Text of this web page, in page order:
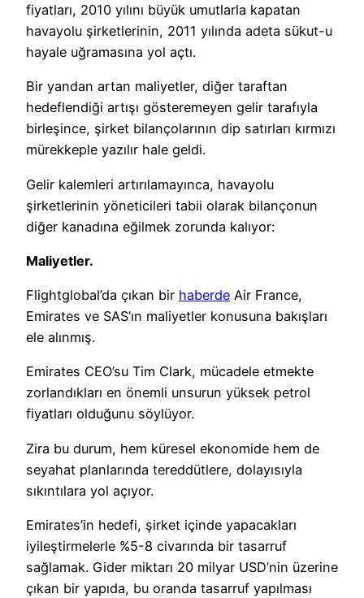
fiyatları, 2010 yılını büyük umutlarla kapatan
havayolu şirketlerinin, 2011 yılında adeta sükut-u
hayale uğramasına yol açtı.
Bir yandan artan maliyetler, diğer taraftan
hedeflendiği artışı gösteremeyen gelir tarafıyla
birleşince, şirket bilançolarının dip satırları kırmızı
mürekkeple yazılır hale geldi.
Gelir kalemleri artırılamayınca, havayolu
şirketlerinin yöneticileri tabii olarak bilançonun
diğer kanadına eğilmek zorunda kalıyor:
Maliyetler.
Flightglobal’da çıkan bir haberde Air France,
Emirates ve SAS’ın maliyetler konusuna bakışları
ele alınmış.
Emirates CEO’su Tim Clark, mücadele etmekte
zorlandıkları en önemli unsurun yüksek petrol
fiyatları olduğunu söylüyor.
Zira bu durum, hem küresel ekonomide hem de
seyahat planlarında tereddütlere, dolayısıyla
sıkıntılara yol açıyor.
Emirates’in hedefi, şirket içinde yapacakları
iyileştirmelerle %5-8 civarında bir tasarruf
sağlamak. Gider miktarı 20 milyar USD’nin üzerine
çıkan bir yapıda, bu oranda tasarruf yapılması